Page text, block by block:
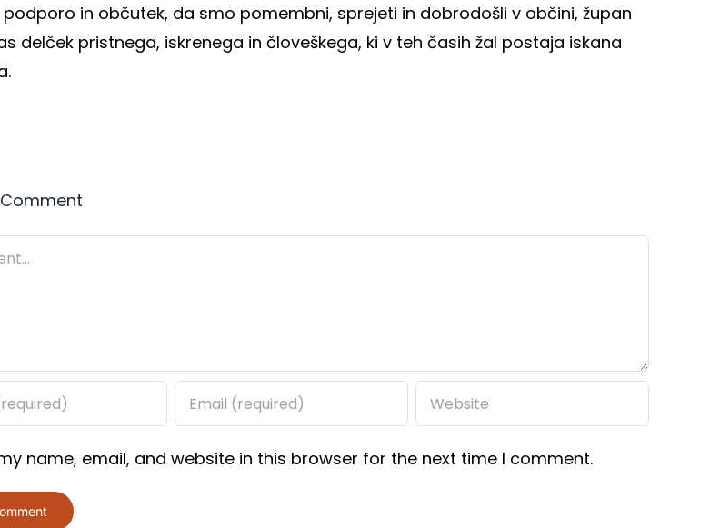
in občutek, da smo pomembni, sprejeti in dobrodošli v občini, župan
delček pristnega, iskrenega in človeškega, ki v teh časih žal postaja iskana
name, email, and website in this browser for the next time I comment.